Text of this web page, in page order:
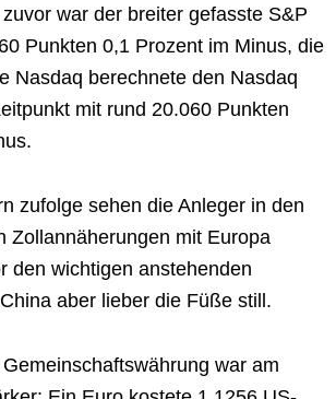
war der breiter gefasste S&P
Punkten 0,1 Prozent im Minus, die
Nasdaq berechnete den Nasdaq
mit rund 20.060 Punkten
zufolge sehen die Anleger in den
Zollannäherungen mit Europa
den wichtigen anstehenden
aber lieber die Füße still.
war am